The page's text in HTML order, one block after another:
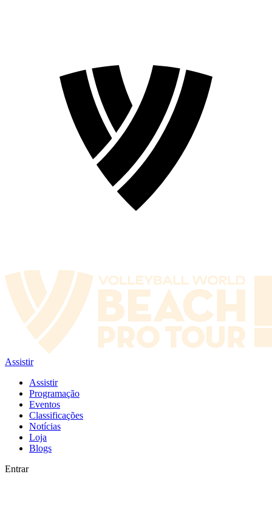
Assistir
Assistir
Programação
Eventos
Classificações
Notícias
Loja
Blogs
Entrar